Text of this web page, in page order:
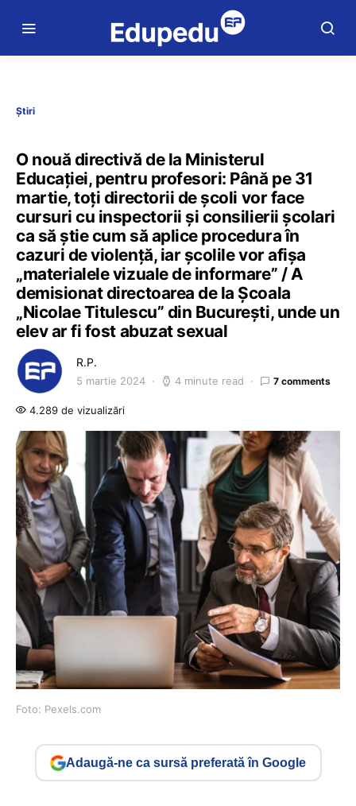
Știri
O nouă directivă de la Ministerul
Educației, pentru profesori: Până pe 31
martie, toți directorii de școli vor face
cursuri cu inspectorii și consilierii școlari
ca să știe cum să aplice procedura în
cazuri de violență, iar școlile vor afișa
„materialele vizuale de informare” / A
demisionat directoarea de la Școala
„Nicolae Titulescu” din București, unde un
elev ar fi fost abuzat sexual
R.P.
5 martie 2024 4 minute read 7 comments
4.289 de vizualizări
Foto: Pexels.com
Adaugă-ne ca sursă preferată în Google